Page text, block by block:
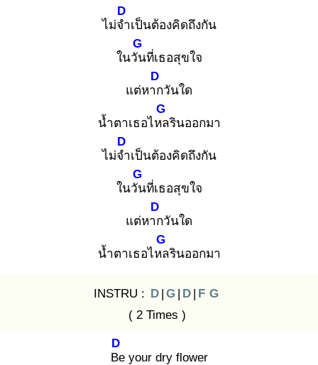
ไม่จำ
D
เป็นต้องคิดถึงกัน
ในวัน
G
ที่เธอสุขใจ
แต่หาก
D
วันใด
น้ำตาเธอไหล
G
รินออกมา
ไม่จำ
D
เป็นต้องคิดถึงกัน
ในวัน
G
ที่เธอสุขใจ
แต่หาก
D
วันใด
น้ำตาเธอไหล
G
รินออกมา
INSTRU : D | G | D | F G
( 2 Times )
Be
D
your dry flower